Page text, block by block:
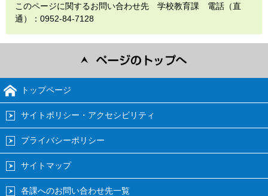
このページに関するお問い合わせ先 学校教育課 電話（直
通）：0952-84-7128
トップページ
サイトポリシー・アクセシビリティ
プライバシーポリシー
サイトマップ
各課へのお問い合わせ先一覧